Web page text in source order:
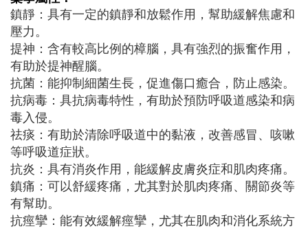
鎮靜：具有一定的鎮靜和放鬆作用，幫助緩解焦慮和
壓力。
提神：含有較高比例的樟腦，具有強烈的振奮作用，
有助於提神醒腦。
抗菌：能抑制細菌生長，促進傷口癒合，防止感染。
抗病毒：具抗病毒特性，有助於預防呼吸道感染和病
毒入侵。
祛痰：有助於清除呼吸道中的黏液，改善感冒、咳嗽
等呼吸道症狀。
抗炎：具有消炎作用，能緩解皮膚炎症和肌肉疼痛。
鎮痛：可以舒緩疼痛，尤其對於肌肉疼痛、關節炎等
有幫助。
抗痙攣：能有效緩解痙攣，尤其在肌肉和消化系統方